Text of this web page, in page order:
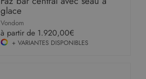
glace
Vondom
à partir de 1.920,00€
+ VARIANTES DISPONIBLES